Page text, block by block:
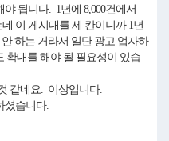
됩니다. 1년에 8,000건에서
이 게시대를 세 칸이니까 1년
하는 거라서 일단 광고 업자하
확대를 해야 될 필요성이 있습
같네요. 이상입니다.
셨습니다.